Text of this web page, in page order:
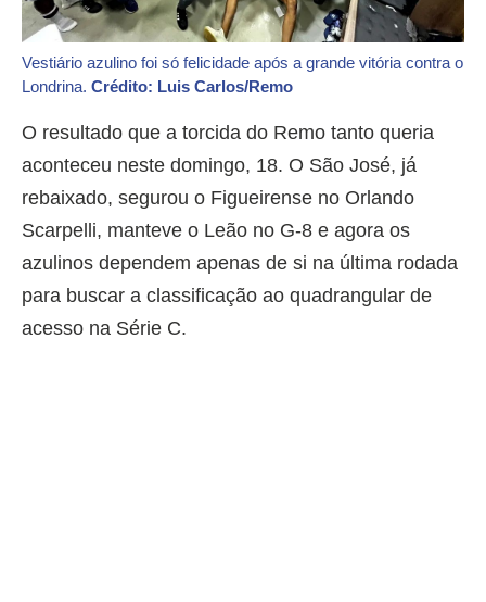
Vestiário azulino foi só felicidade após a grande vitória contra o
Londrina. Crédito: Luis Carlos/Remo
O resultado que a torcida do Remo tanto queria
aconteceu neste domingo, 18. O São José, já
rebaixado, segurou o Figueirense no Orlando
Scarpelli, manteve o Leão no G-8 e agora os
azulinos dependem apenas de si na última rodada
para buscar a classificação ao quadrangular de
acesso na Série C.